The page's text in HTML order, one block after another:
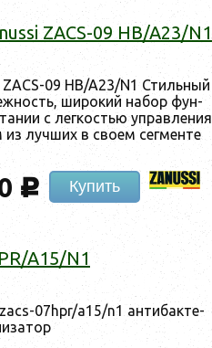
ZACS-09 HB/A23/N1
09 HB/A23/N1 Стиль­ный
ши­рокий на­бор фун­
с лег­костью уп­равле­ния
луч­ших в сво­ем сег­менте
c Купить
A15/N1
07hpr/a15/n1 ан­ти­бак­те­